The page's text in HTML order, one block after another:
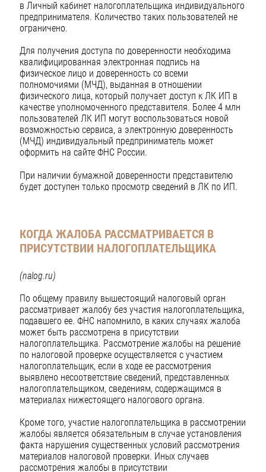
в Личный кабинет налогоплательщика индивидуального
предпринимателя. Количество таких пользователей не
ограничено.
Для получения доступа по доверенности необходима
квалифицированная электронная подпись на
физическое лицо и доверенность со всеми
полномочиями (МЧД), выданная в отношении
физического лица, который получает доступ к ЛК ИП в
качестве уполномоченного представителя. Более 4 млн
пользователей ЛК ИП могут воспользоваться новой
возможностью сервиса, а электронную доверенность
(МЧД) индивидуальный предприниматель может
оформить на сайте ФНС России.
При наличии бумажной доверенности представителю
будет доступен только просмотр сведений в ЛК по ИП.
КОГДА ЖАЛОБА РАССМАТРИВАЕТСЯ В
ПРИСУТСТВИИ НАЛОГОПЛАТЕЛЬЩИКА
(nalog.ru)
По общему правилу вышестоящий налоговый орган
рассматривает жалобу без участия налогоплательщика,
подавшего ее. ФНС напомнило, в каких случаях жалоба
может быть рассмотрена в присутствии
налогоплательщика. Рассмотрение жалобы на решение
по налоговой проверке осуществляется с участием
налогоплательщик, если в ходе ее рассмотрения
выявлено несоответствие сведений, представленных
налогоплательщиком, сведениям, содержащимся в
материалах нижестоящего налогового органа.
Кроме того, участие налогоплательщика в рассмотрении
жалобы является обязательным в случае установления
факта нарушения существенных условий рассмотрения
материалов налоговой проверки. Иных случаев
рассмотрения жалобы в присутствии